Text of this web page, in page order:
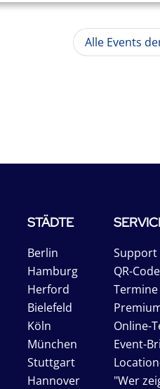
Alle Events
STÄDTE
Berlin
Hamburg
Herford
Bielefeld
Köln
München
Stuttgart
Hannover
Support
QR-
Online-
Event-
"Wer